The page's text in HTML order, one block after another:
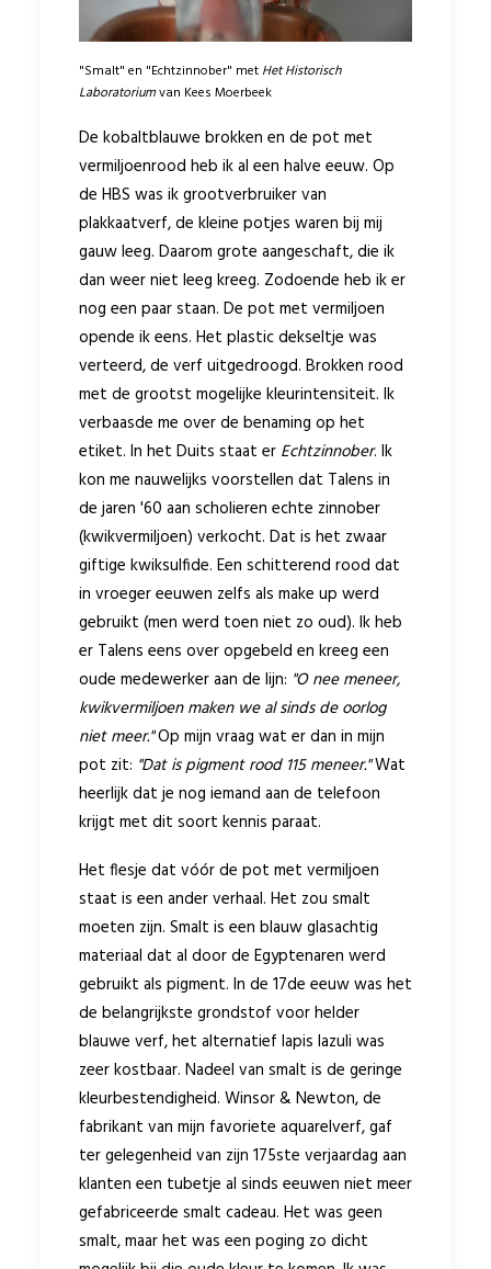
"Smalt" en "Echtzinnober" met Het Historisch
Laboratoriumvan Kees Moerbeek
De kobaltblauwe brokken en de pot met
vermiljoenrood heb ik al een halve eeuw. Op
de HBS was ik grootverbruiker van
plakkaatverf, de kleine potjes waren bij mij
gauw leeg. Daarom grote aangeschaft, die ik
dan weer niet leeg kreeg. Zodoende heb ik er
nog een paar staan. De pot met vermiljoen
opende ik eens. Het plastic dekseltje was
verteerd, de verf uitgedroogd. Brokken rood
met de grootst mogelijke kleurintensiteit. Ik
verbaasde me over de benaming op het
etiket. In het Duits staat er Echtzinnober. Ik
kon me nauwelijks voorstellen dat Talens in
de jaren '60 aan scholieren echte zinnober
(kwikvermiljoen) verkocht. Dat is het zwaar
giftige kwiksulfide. Een schitterend rood dat
in vroeger eeuwen zelfs als make up werd
gebruikt (men werd toen niet zo oud). Ik heb
er Talens eens over opgebeld en kreeg een
oude medewerker aan de lijn: "O nee meneer,
kwikvermiljoen maken we al sinds de oorlog
niet meer."Op mijn vraag wat er dan in mijn
pot zit: "Dat is pigment rood 115 meneer."Wat
heerlijk dat je nog iemand aan de telefoon
krijgt met dit soort kennis paraat.
Het flesje dat vóór de pot met vermiljoen
staat is een ander verhaal. Het zou smalt
moeten zijn. Smalt is een blauw glasachtig
materiaal dat al door de Egyptenaren werd
gebruikt als pigment. In de 17de eeuw was het
de belangrijkste grondstof voor helder
blauwe verf, het alternatief lapis lazuli was
zeer kostbaar. Nadeel van smalt is de geringe
kleurbestendigheid. Winsor & Newton, de
fabrikant van mijn favoriete aquarelverf, gaf
ter gelegenheid van zijn 175ste verjaardag aan
klanten een tubetje al sinds eeuwen niet meer
gefabriceerde smalt cadeau. Het was geen
smalt, maar het was een poging zo dicht